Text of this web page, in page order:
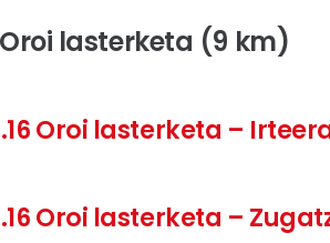
Oroi lasterketa (9 km)
Oroi lasterketa –
Oroi lasterketa –